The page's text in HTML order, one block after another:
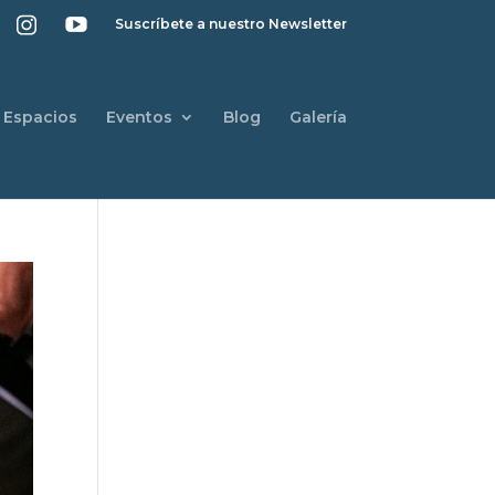
Suscríbete a nuestro Newsletter
Espacios Eventos Blog Galería